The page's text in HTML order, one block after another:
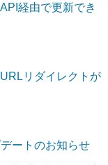
経由で更新でき
リダイレクトが
ートのお知らせ